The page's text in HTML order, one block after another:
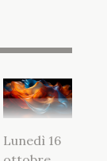
Lunedì 16